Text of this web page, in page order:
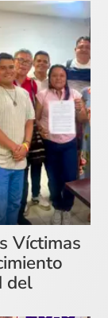
Víctimas
del